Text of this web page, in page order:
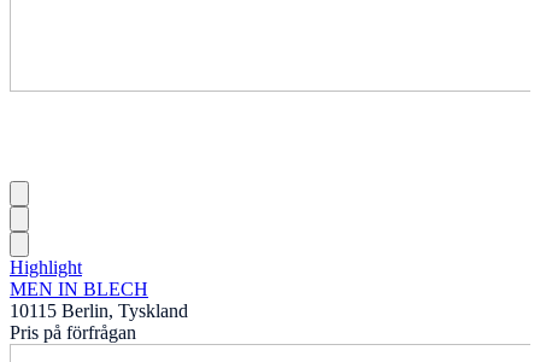
Highlight
MEN IN BLECH
10115 Berlin, Tyskland
Pris på förfrågan